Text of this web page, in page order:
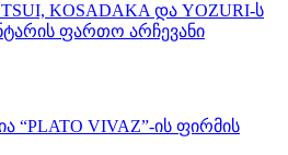
KOSADAKA და YOZURI-ს
ფართო არჩევანი
“PLATO VIVAZ”-ის ფირმის